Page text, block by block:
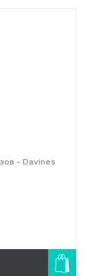
- Davines